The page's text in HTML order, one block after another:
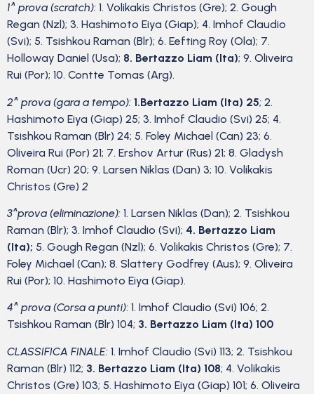
1^ prova (scratch): 1. Volikakis Christos (Gre); 2. Gough
Regan (Nzl); 3. Hashimoto Eiya (Giap); 4. Imhof Claudio
(Svi); 5. Tsishkou Raman (Blr); 6. Eefting Roy (Ola); 7.
Holloway Daniel (Usa); 8. Bertazzo Liam (Ita); 9. Oliveira
Rui (Por); 10. Contte Tomas (Arg).
2^ prova (gara a tempo): 1.Bertazzo Liam (Ita) 25; 2.
Hashimoto Eiya (Giap) 25; 3. Imhof Claudio (Svi) 25; 4.
Tsishkou Raman (Blr) 24; 5. Foley Michael (Can) 23; 6.
Oliveira Rui (Por) 21; 7. Ershov Artur (Rus) 21; 8. Gladysh
Roman (Ucr) 20; 9. Larsen Niklas (Dan) 3; 10. Volikakis
Christos (Gre) 2
3^prova (eliminazione): 1. Larsen Niklas (Dan); 2. Tsishkou
Raman (Blr); 3. Imhof Claudio (Svi); 4. Bertazzo Liam
(Ita); 5. Gough Regan (Nzl); 6. Volikakis Christos (Gre); 7.
Foley Michael (Can); 8. Slattery Godfrey (Aus); 9. Oliveira
Rui (Por); 10. Hashimoto Eiya (Giap).
4^ prova (Corsa a punti): 1. Imhof Claudio (Svi) 106; 2.
Tsishkou Raman (Blr) 104; 3. Bertazzo Liam (Ita) 100
CLASSIFICA FINALE: 1. Imhof Claudio (Svi) 113; 2. Tsishkou
Raman (Blr) 112; 3. Bertazzo Liam (Ita) 108; 4. Volikakis
Christos (Gre) 103; 5. Hashimoto Eiya (Giap) 101; 6. Oliveira